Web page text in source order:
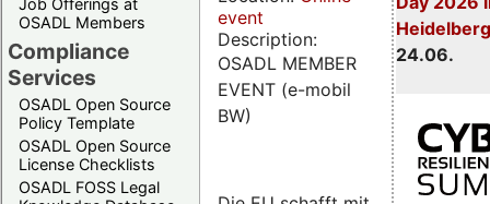
OSADL Members
Compliance
Services
OSADL Open Source
Policy Template
OSADL Open Source
License Checklists
OSADL FOSS Legal
24.06.
event
Description:
OSADL MEMBER
EVENT (e-mobil
BW)